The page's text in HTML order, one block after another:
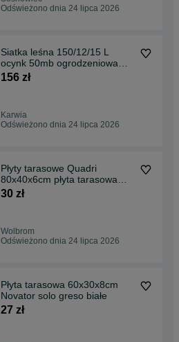
Odświeżono dnia 24 lipca 2026
Siatka leśna 150/12/15 L
ocynk 50mb ogrodzeniowa
wysyłka 35zł
156 zł
Karwia
Odświeżono dnia 24 lipca 2026
Płyty tarasowe Quadri
80x40x6cm płyta tarasowa
brukowa color mix
30 zł
Wolbrom
Odświeżono dnia 24 lipca 2026
Płyta tarasowa 60x30x8cm
Novator solo greso białe
27 zł